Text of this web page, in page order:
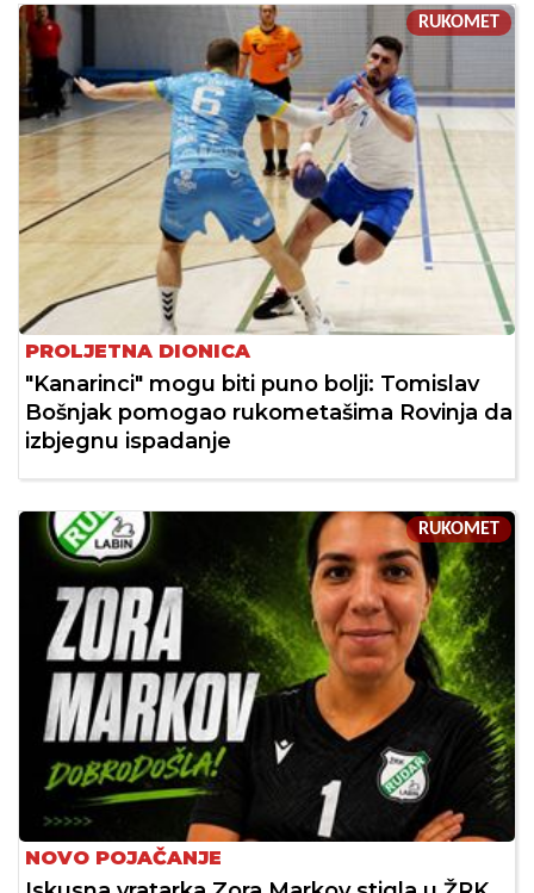
RUKOMET
PROLJETNA DIONICA
"Kanarinci" mogu biti puno bolji: Tomislav
Bošnjak pomogao rukometašima Rovinja da
izbjegnu ispadanje
RUKOMET
NOVO POJAČANJE